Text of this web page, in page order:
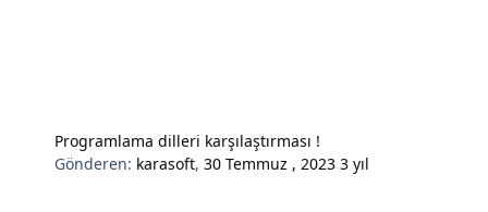
Programlama dilleri karşılaştırması !
Gönderen: karasoft,30 Temmuz , 20233 yıl